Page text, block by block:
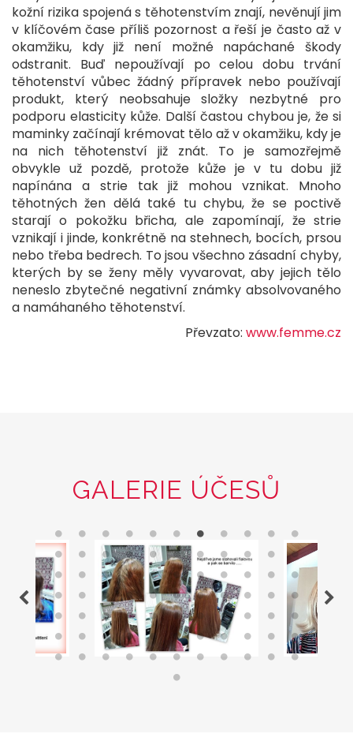
kožní rizika spojená s těhotenstvím znají, nevěnují jim
v klíčovém čase příliš pozornost a řeší je často až v
okamžiku, kdy již není možné napáchané škody
odstranit. Buď nepoužívají po celou dobu trvání
těhotenství vůbec žádný přípravek nebo používají
produkt, který neobsahuje složky nezbytné pro
podporu elasticity kůže. Další častou chybou je, že si
maminky začínají krémovat tělo až v okamžiku, kdy je
na nich těhotenství již znát. To je samozřejmě
obvykle už pozdě, protože kůže je v tu dobu již
napínána a strie tak již mohou vznikat. Mnoho
těhotných žen dělá také tu chybu, že se poctivě
starají o pokožku břicha, ale zapomínají, že strie
vznikají i jinde, konkrétně na stehnech, bocích, prsou
nebo třeba bedrech. To jsou všechno zásadní chyby,
kterých by se ženy měly vyvarovat, aby jejich tělo
neneslo zbytečné negativní známky absolvovaného
a namáhaného těhotenství.
Převzato: www.femme.cz
GALERIE ÚČESŮ